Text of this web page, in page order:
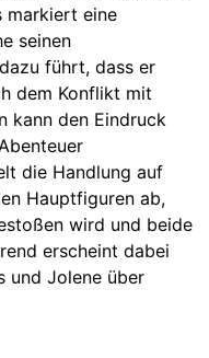
markiert eine
seinen
führt, dass er
dem Konflikt mit
kann den Eindruck
die Handlung auf
Hauptfiguren ab,
wird und beide
erscheint dabei
und Jolene über